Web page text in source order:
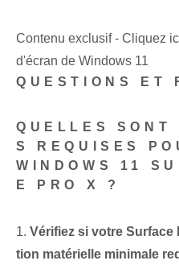
Contenu exclusif - Cliquez
d'écran de Windows 11
QUESTIONS ET
QUELLES SONT
S REQUISES
WINDOWS 11
E PRO X ?
1. Vérifiez si votre
tion matérielle minimale